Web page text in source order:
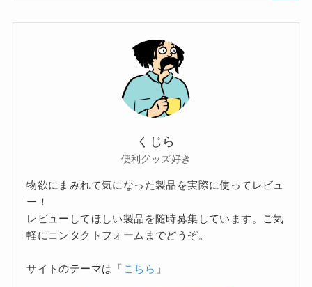
くじら
便利グッズ好き
物欲にまみれて気になった製品を実際に使ってレビュ
ー！
レビューしてほしい製品を随時募集しています。ご気
軽にコンタクトフォームまでどうぞ。
サイトのテーマは「 こちら 」